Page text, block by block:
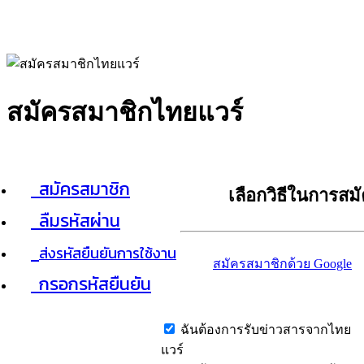
สมัครสมาชิกไทยแวร์
สมัครสมาชิก
ลืมรหัสผ่าน
ส่งรหัสยืนยันการใช้งาน
กรอกรหัสยืนยัน
เลือกวิธีในการส
สมัครสมาชิกด้วย Google
ฉันต้องการรับข่าวสารจากไทย
แวร์